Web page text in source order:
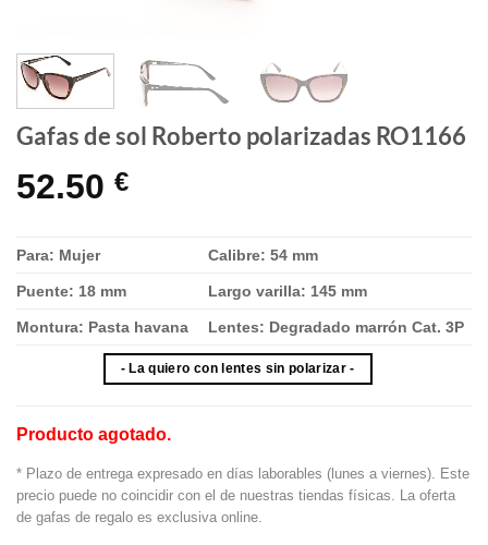
Gafas de sol Roberto polarizadas RO1166
52.50 €
Para: Mujer Calibre: 54 mm
Puente: 18 mm Largo varilla: 145 mm
Montura: Pasta havana Lentes: Degradado marrón Cat. 3P
- La quiero con lentes sin polarizar -
Producto agotado.
* Plazo de entrega expresado en días laborables (lunes a viernes). Este
precio puede no coincidir con el de nuestras tiendas físicas. La oferta
de gafas de regalo es exclusiva online.